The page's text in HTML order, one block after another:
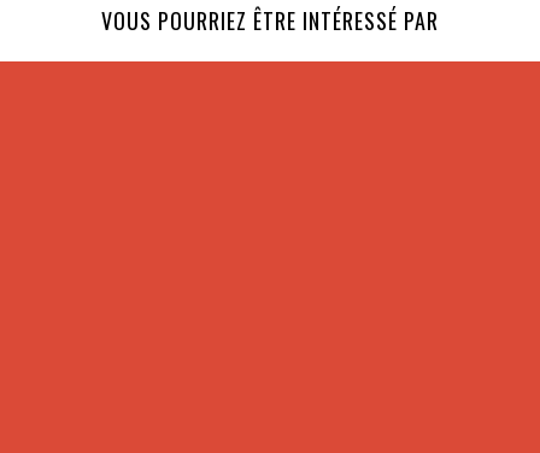
VOUS POURRIEZ ÊTRE INTÉRESSÉ PAR